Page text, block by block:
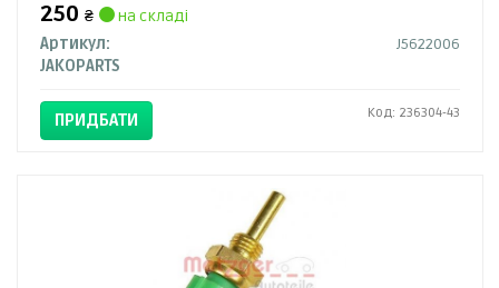
250 ₴
на складі
Артикул:
J5622006
JAKOPARTS
ПРИДБАТИ Код: 236304-43